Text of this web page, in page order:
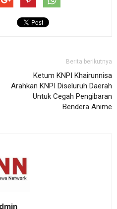
Berita berikutnya
Ketum KNPI Khairunnisa
Arahkan KNPI Diseluruh Daerah
Untuk Cegah Pengibaran
Bendera Anime